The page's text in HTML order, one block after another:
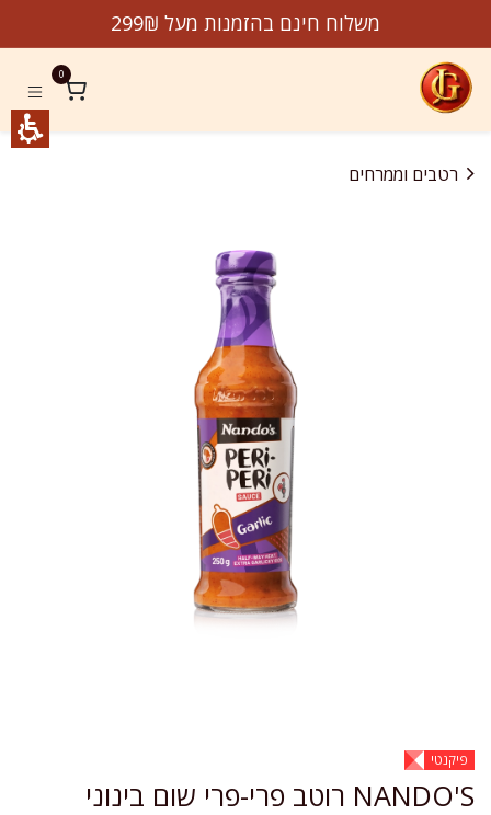
משלוח חינם בהזמנות מעל 299₪
0
רטבים וממרחים
פיקנטי
NANDO'S רוטב פרי-פרי שום בינוני